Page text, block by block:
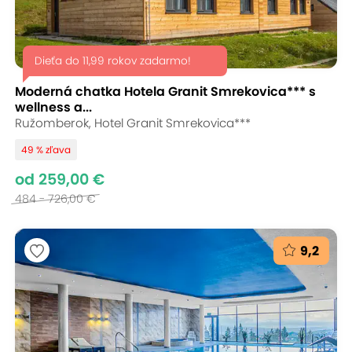
Dieťa do 11,99 rokov zadarmo!
Moderná chatka Hotela Granit Smrekovica*** s
wellness a...
Ružomberok, Hotel Granit Smrekovica***
49 % zľava
od 259,00 €
484 - 726,00 €
9,2